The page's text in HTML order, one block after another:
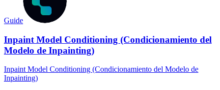
Guide
Inpaint Model Conditioning (Condicionamiento del
Modelo de Inpainting)
Inpaint Model Conditioning (Condicionamiento del Modelo de
Inpainting)